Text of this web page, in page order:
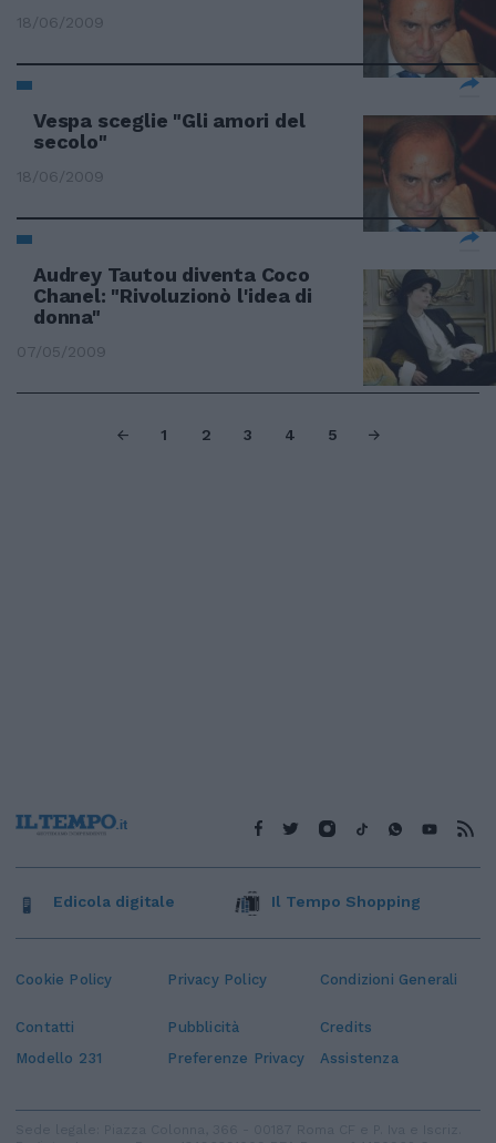
18/06/2009
Vespa sceglie "Gli amori del
secolo"
18/06/2009
Audrey Tautou diventa Coco
Chanel: "Rivoluzionò l'idea di
donna"
07/05/2009
1 2 3 4 5
Cookie Policy Privacy Policy Condizioni Generali
Contatti Pubblicità
Credits
Modello 231
Preferenze Privacy Assistenza
Edicola digitale Il Tempo Shopping